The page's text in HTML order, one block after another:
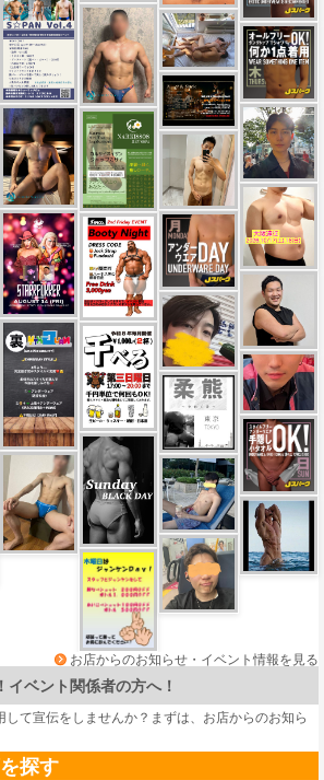
お店からのお知らせ・イベント情報を見る
イベント関係者の方へ！
て宣伝をしませんか？まずは、 お店からのお知ら
探す